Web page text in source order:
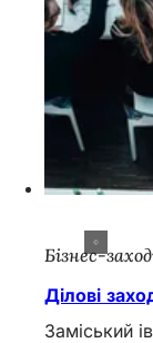
Бізнес-
Ділові
Заміський